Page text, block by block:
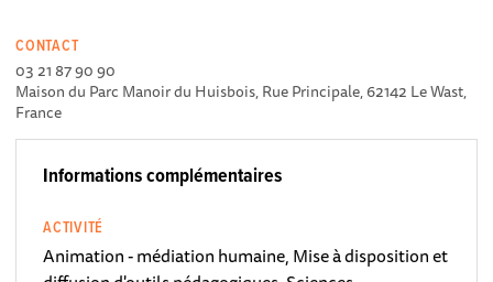
CONTACT
03 21 87 90 90
Maison du Parc Manoir du Huisbois, Rue Principale, 62142 Le Wast,
France
Informations complémentaires
ACTIVITÉ
Animation - médiation humaine, Mise à disposition et